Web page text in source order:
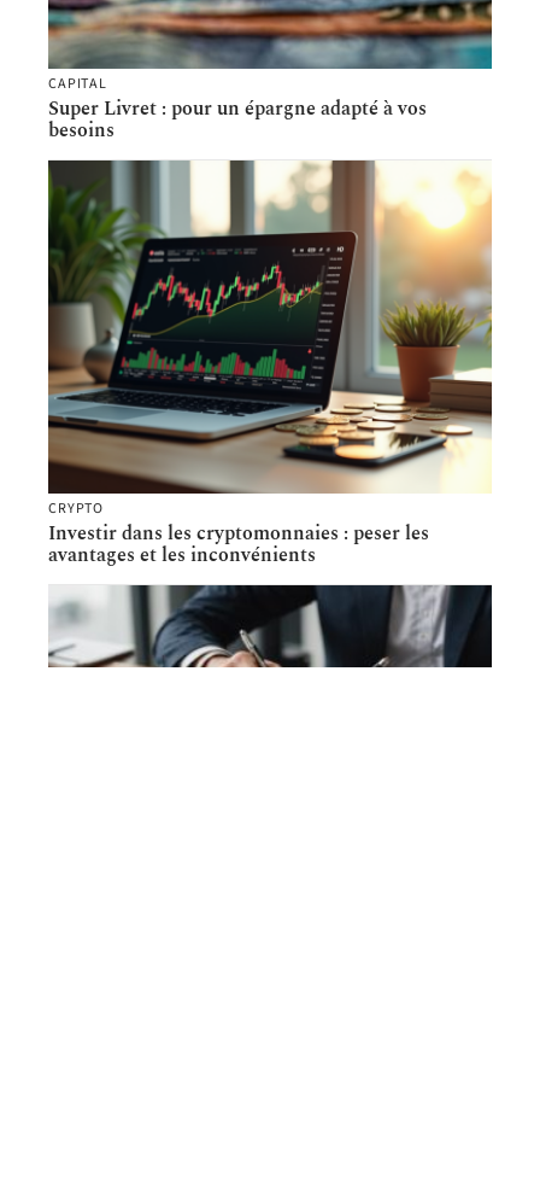
CAPITAL
Super Livret : pour un épargne adapté à vos
besoins
CRYPTO
Investir dans les cryptomonnaies : peser les
avantages et les inconvénients